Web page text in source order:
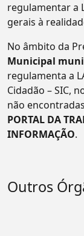
regulamentar a
gerais à
No âmbito da
Municipal
regulamenta a
Cidadão – SIC,
não
PORTAL DA
INFORMAÇÃO.
Outros